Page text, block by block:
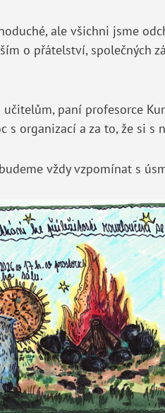
ale všichni jsme
o přátelství, společných
paní profesorce
s organizací a za to, že si
vždy vzpomínat s